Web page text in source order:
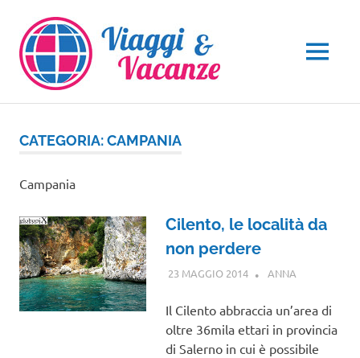
contenuto
MENU
CATEGORIA:CAMPANIA
Campania
Cilento, le località da
non perdere
23 MAGGIO 2014 ANNA
Il Cilento abbraccia un’area di
oltre 36mila ettari in provincia
di Salerno in cui è possibile